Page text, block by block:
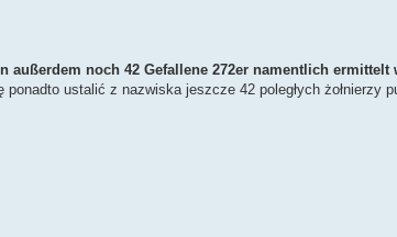
noch 42 Gefallene 272er namentlich ermittelt
ustalić z nazwiska jeszcze 42 poległych żołnierzy